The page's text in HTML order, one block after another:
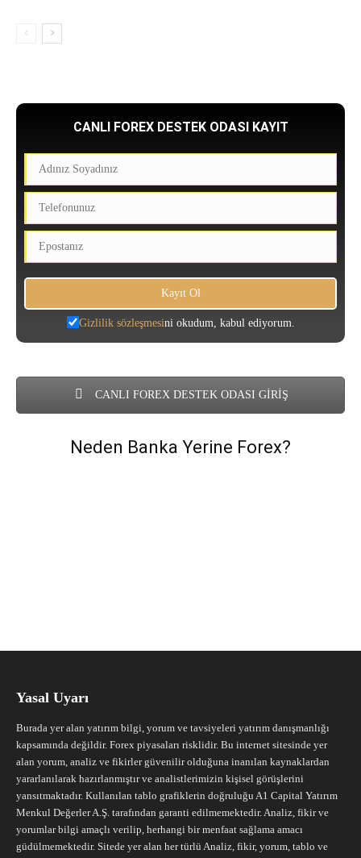
CANLI FOREX DESTEK ODASI KAYIT
Gizlilik sözleşmesini okudum, kabul ediyorum.
CANLI FOREX DESTEK ODASI GİRİŞ
Neden Banka Yerine Forex?
Yasal Uyarı
Burada yer alan yatırım bilgi, yorum ve tavsiyeleri yatırım danışmanlığı
kapsamında değildir. Forex piyasaları risklidir. Bu internet sitesinde yer
alan yorum, analiz ve fikirler güvenilir olduğuna inanılan kaynaklardan
yararlanılarak hazırlanmıştır ve analistlerimizin kişisel görüşlerini
yansıtmaktadır. Kullanılan tablo grafiklerin doğruluğu A1 Capital Yatırım
Menkul Değerler A.Ş. tarafından garanti edilmemektedir. Analiz, fikir ve
yorumlar bilgi amaçlı verilip, herhangi bir menfaat sağlama amacı
güdülmemektedir. Sitede yer alan her türlü Analiz, fikir, yorum, tablo ve